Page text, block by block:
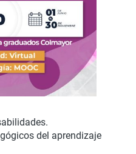
del aprendizaje